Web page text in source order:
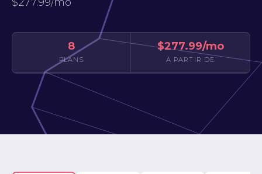
MON ESPACE
8
PLANS
$277.99/mo
À PARTIR DE